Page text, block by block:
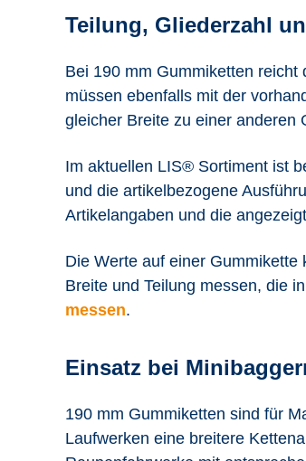
Teilung, Gliederzahl
Bei 190 mm Gummiketten
müssen ebenfalls mit der
gleicher Breite zu einer anderen
Im aktuellen LIS® Sortiment ist
und die artikelbezogene
Artikelangaben und die
Die Werte auf einer
Breite und Teilung messen, die
messen.
Einsatz bei
190 mm Gummiketten sind für
Laufwerken eine breitere